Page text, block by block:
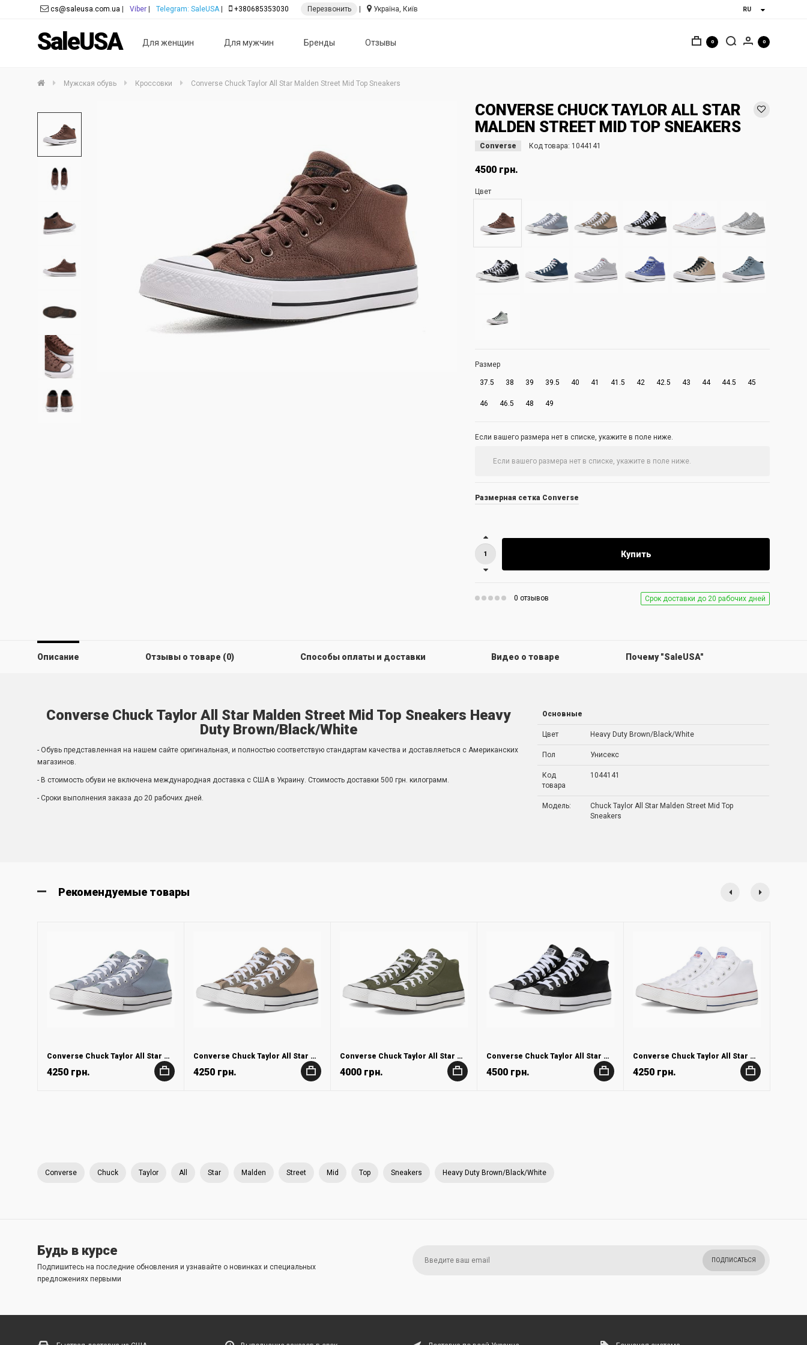
SaleUSA Для женщин Для мужчин Бренды Отзывы
cs@saleusa.com.ua Viber Telegram: SaleUSA| +380685353030 Перезвонить Україна, Київ
0 0
Мужская обувь Кроссовки Converse Chuck Taylor All Star Malden Street Mid Top Sneakers
CONVERSE CHUCK TAYLOR ALL STAR
MALDEN STREET MID TOP SNEAKERS
Converse Код товара: 1044141
4500 грн.
Цвет
Размер
37.5 38 39 39.5 40 41 41.5 42 42.5 43 44 44.5 45
46 46.5 48 49
Если вашего размера нет в списке, укажите в поле ниже.
Размерная сетка Converse
Купить
0 отзывов Срок доставки до 20 рабочих дней
Описание Отзывы о товаре (0) Способы оплаты и доставки Видео о товаре Почему "SaleUSA"
Converse Chuck Taylor All Star Malden Street Mid Top Sneakers Heavy
Duty Brown/Black/White
- Обувь представленная на нашем сайте оригинальная, и полностью соответствую стандартам качества и доставляеться с Американских
магазинов.
- В стоимость обуви не включена международная доставка с США в Украину. Стоимость доставки 500 грн. килограмм.
- Сроки выполнения заказа до 20 рабочих дней.
Основные
Цвет Heavy Duty Brown/Black/White
Пол Унисекс
Код
товара
1044141
Модель:
Chuck Taylor All Star Malden Street Mid Top
Sneakers
Рекомендуемые товары
Converse Chuck Taylor All Star Malden Street Mid Top Sneakers
4250 грн. +
Converse Chuck Taylor All Star Malden Street Mid Top Sneakers
4250 грн. +
Converse Chuck Taylor All Star Malden Street Mid Top Sneakers
4000 грн. +
Converse Chuck Taylor All Star Malden Street Mid Top Sneakers
4500 грн. +
Converse Chuck Taylor All Star Malden Street Mid Top Sneakers
4250 грн. +
Converse Chuck Taylor All Star Malden Street Mid Top Sneakers Heavy Duty Brown/Black/White
Будь в курсе
Подпишитесь на последние обновления и узнавайте о новинках и специальных
предложениях первыми
ПОДПИСАТЬСЯ